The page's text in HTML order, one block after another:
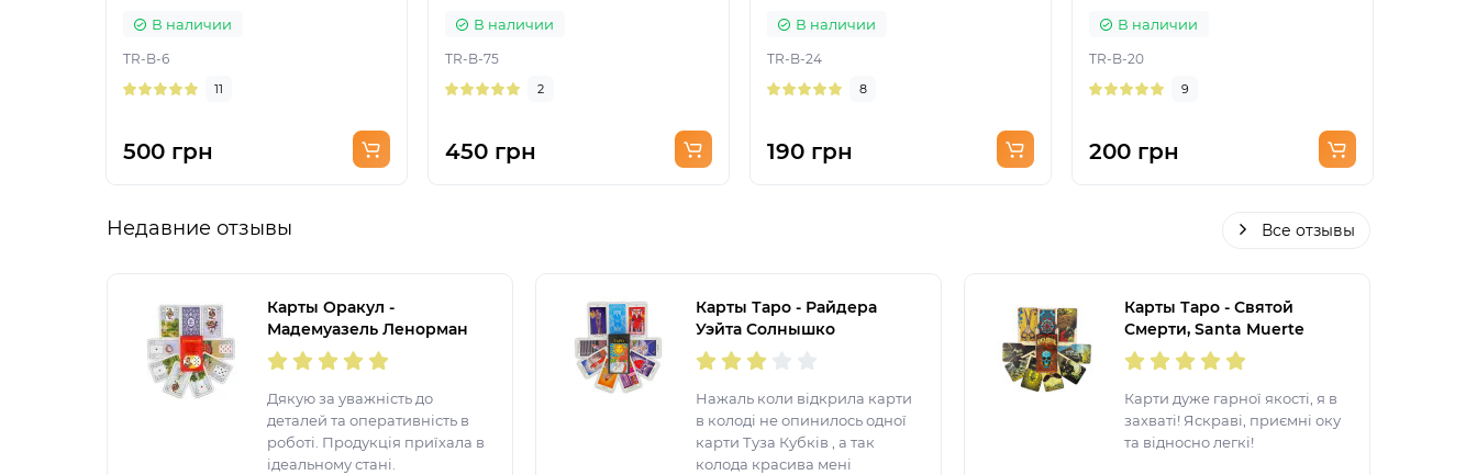
В наличии
TR-B-6
11
500 грн
В наличии
TR-B-75
2
450 грн
В наличии
TR-B-24
8
190 грн
В наличии
TR-B-20
9
200 грн
Недавние отзывы Все отзывы
Карты Оракул -
Мадемуазель Ленорман
Дякую за уважність до
деталей та оперативність в
роботі. Продукція приїхала в
ідеальному стані.
Карты Таро - Райдера
Уэйта Солнышко
(Украинская версия)
Нажаль коли відкрила карти
в колоді не опинилось одної
карти Туза Кубків , а так
колода красива мені
Карты Таро - Святой
Смерти, Santa Muerte
Карти дуже гарної якості, я в
захваті! Яскраві, приємні оку
та відносно легкі!